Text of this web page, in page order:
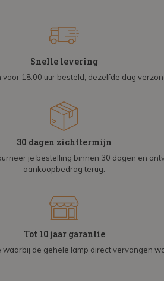
Snelle levering
voor 18:00 uur besteld, dezelfde dag
30 dagen zichttermijn
je bestelling binnen 30 dagen en
aankoopbedrag terug.
Tot 10 jaar garantie
waarbij de gehele lamp direct vervangen